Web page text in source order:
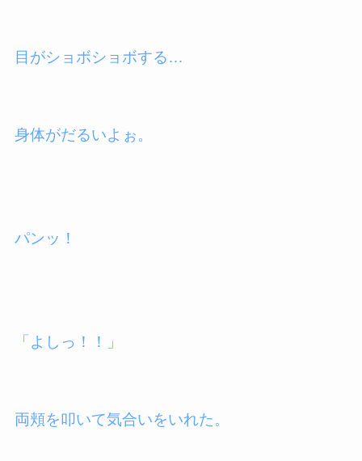
目がショボショボする…
身体がだるいよぉ。
パンッ！
「よしっ！！」
両頬を叩いて気合いをいれた。